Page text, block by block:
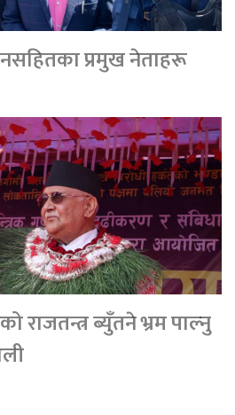
प्रमुख नेताहरू
ब्युँतने भ्रम पाल्नु